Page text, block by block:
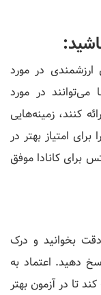
ارزشمندی در مورد
در مورد
کنند، زمینه‌هایی
برای امتیاز بهتر در
برای کانادا موفق
بخوانید و درک
دهید. اعتماد به
تا در آزمون بهتر